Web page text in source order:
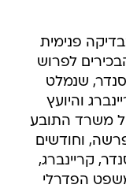
פנימית
לפרוש
שנמלט
והיועץ
משרד התובע
וחודשים
קריינברג,
הפדרלי